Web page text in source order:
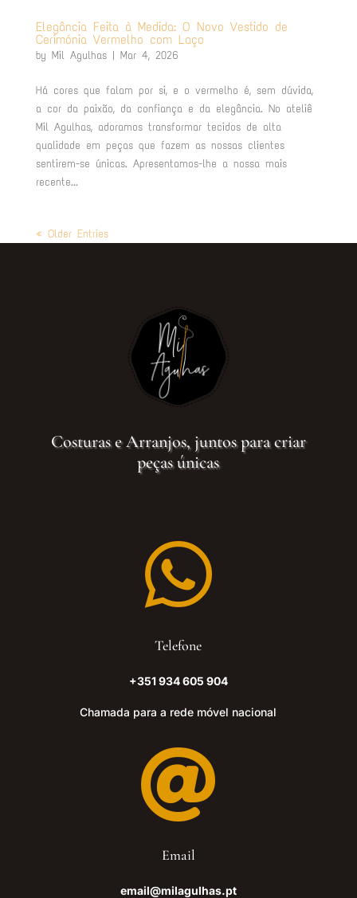
Elegância Feita à Medida: O Novo Vestido de
Cerimónia Vermelho com Laço
by Mil Agulhas| Mar 4, 2026
Há cores que falam por si, e o vermelho é, sem dúvida,
a cor da paixão, da confiança e da elegância. No ateliê
Mil Agulhas, adoramos transformar tecidos de alta
qualidade em peças que fazem as nossas clientes
sentirem-se únicas. Apresentamos-lhe a nossa mais
recente...
« Older Entries
Costuras e Arranjos, juntos para criar
peças únicas

Telefone
+351 934 605 904
Chamada para a rede móvel nacional

Email
email@milagulhas.pt